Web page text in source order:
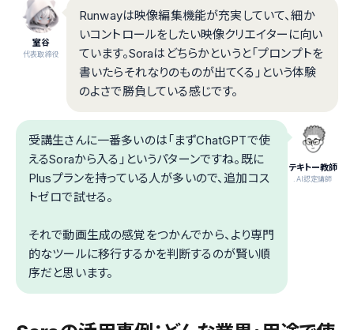
室谷
代表取締役
Runwayは映像編集機能が充実していて、細か
いコントロールをしたい映像クリエイターに向い
ています。Soraはどちらかというと「プロンプトを
書いたらそれなりのものが出てくる」という体験
のよさで勝負している感じです。
テキトー教師
.AI認定講師
受講生さんに一番多いのは「まずChatGPTで使
えるSoraから入る」というパターンですね。既に
Plusプランを持っている人が多いので、追加コス
トゼロで試せる。
それで動画生成の感覚をつかんでから、より専門
的なツールに移行するかを判断するのが賢い順
序だと思います。